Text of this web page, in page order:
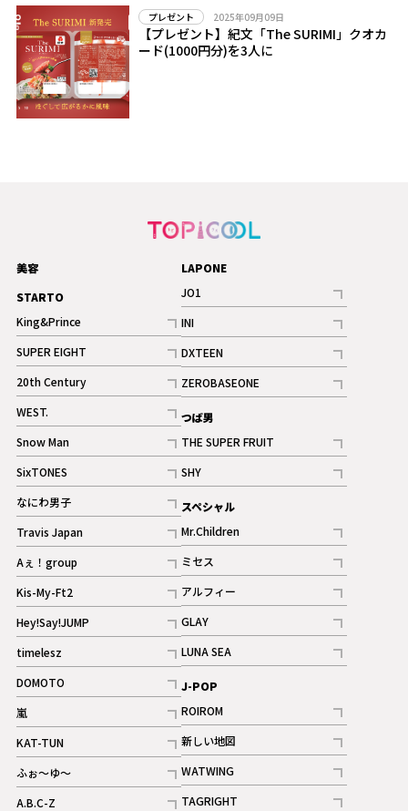
プレゼント 2025年09月09日
【プレゼント】紀文「The SURIMI」クオカ
ード(1000円分)を3人に
美容
STARTO
King&Prince
記事
SUPER EIGHT
記事
20th Century
記事
WEST.
記事
Snow Man
記事
ギャラリー
SixTONES
記事
ギャラリー
なにわ男子
記事
Travis Japan
記事
Aぇ！group
記事
Kis-My-Ft2
記事
ギャラリー
Hey!Say!JUMP
記事
timelesz
記事
DOMOTO
記事
嵐
記事
KAT-TUN
記事
ふぉ～ゆ～
記事
A.B.C-Z
LAPONE
JO1
記事
INI
記事
ギャラリー
DXTEEN
記事
ギャラリー
ZEROBASEONE
記事
つば男
THE SUPER FRUIT
記事
SHY
記事
スペシャル
Mr.Children
記事
ミセス
記事
アルフィー
記事
GLAY
記事
LUNA SEA
記事
J-POP
ROIROM
記事
新しい地図
記事
WATWING
記事
TAGRIGHT